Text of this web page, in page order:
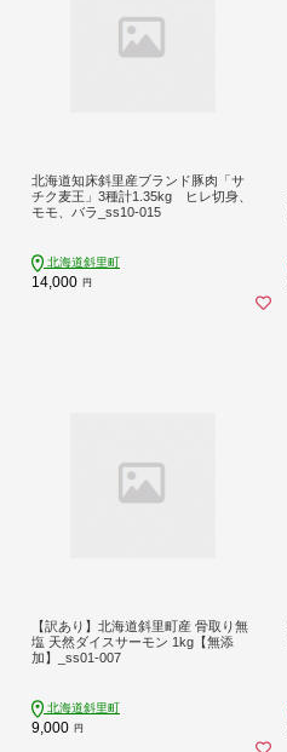
北海道知床斜里産ブランド豚肉「サ
チク麦王」3種計1.35kg ヒレ切身、
モモ、バラ_ss10-015
北海道斜里町
14,000 円
【訳あり】北海道斜里町産 骨取り無
塩 天然ダイスサーモン 1kg【無添
加】_ss01-007
北海道斜里町
9,000 円